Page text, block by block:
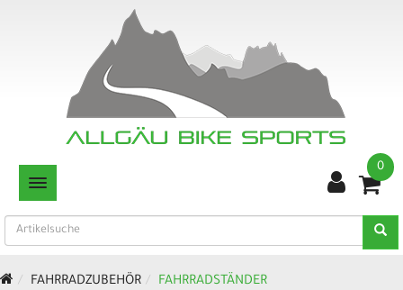
TOGGLE NAVIGATION
0
FAHRRADZUBEHÖR FAHRRADSTÄNDER